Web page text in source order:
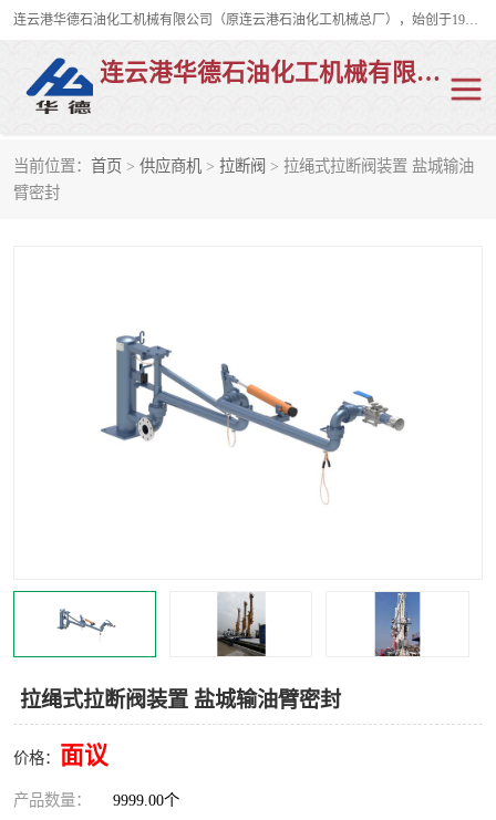
连云港华德石油化工机械有限公司（原连云港石油化工机械总厂），始创于1982年，是从事码头船用流体装卸臂、陆用流体装卸臂（鹤管）、活动梯、钢构平台、定量装车系统等全系列流体装卸设备的设计、制造、销售以及服务的专业供应商。
连云港华德石油化工机械有限公司
当前位置： 首页 > 供应商机 > 拉断阀 > 拉绳式拉断阀装置 盐城输油
臂密封
拉绳式拉断阀装置 盐城输油臂密封
价格： 面议
产品数量： 9999.00个
陆用流体装卸臂
输油臂
火车鹤管
浮动出油装置